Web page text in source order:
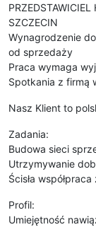
SZCZECIN
Wynagrodzenie
od sprzedaży
Praca wymaga
Spotkania z firmą
Nasz Klient to
Zadania:
Budowa sieci
Utrzymywanie
Ścisła
Profil:
Umiejętność